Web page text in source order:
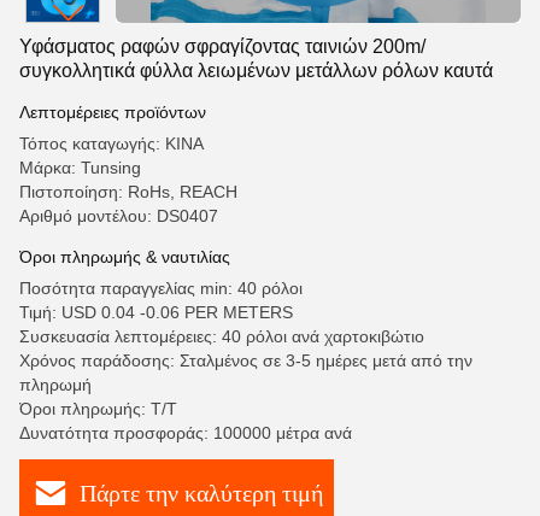
Υφάσματος ραφών σφραγίζοντας ταινιών 200m/
συγκολλητικά φύλλα λειωμένων μετάλλων ρόλων καυτά
Λεπτομέρειες προϊόντων
Τόπος καταγωγής: ΚΙΝΑ
Μάρκα: Tunsing
Πιστοποίηση: RoHs, REACH
Αριθμό μοντέλου: DS0407
Όροι πληρωμής & ναυτιλίας
Ποσότητα παραγγελίας min: 40 ρόλοι
Τιμή: USD 0.04 -0.06 PER METERS
Συσκευασία λεπτομέρειες: 40 ρόλοι ανά χαρτοκιβώτιο
Χρόνος παράδοσης: Σταλμένος σε 3-5 ημέρες μετά από την
πληρωμή
Όροι πληρωμής: T/T
Δυνατότητα προσφοράς: 100000 μέτρα ανά
Πάρτε την καλύτερη τιμή